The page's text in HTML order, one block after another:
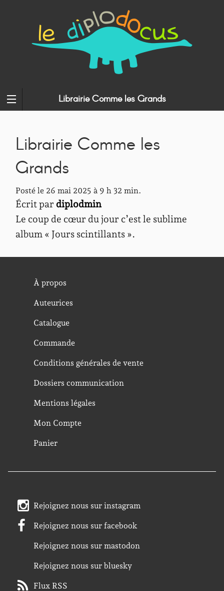
Librairie Comme les Grands
Librairie Comme les
Grands
Posté le 26 mai 2025 à 9 h 32 min.
Écrit par diplodmin
Le coup de cœur du jour c’est le sublime
album « Jours scintillants ».
À propos
Auteurices
Catalogue
Commande
Conditions générales de vente
Dossiers communication
Mentions légales
Mon Compte
Panier
Rejoignez nous sur instagram
Rejoignez nous sur facebook
Rejoignez nous sur mastodon
Rejoignez nous sur bluesky
Flux RSS